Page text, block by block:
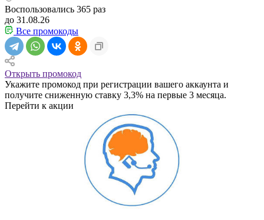
Воспользовались 365 раз
до 31.08.26
Все промокоды
Открыть промокод
Укажите промокод при регистрации вашего аккаунта и
получите сниженную ставку 3,3% на первые 3 месяца.
Перейти к акции